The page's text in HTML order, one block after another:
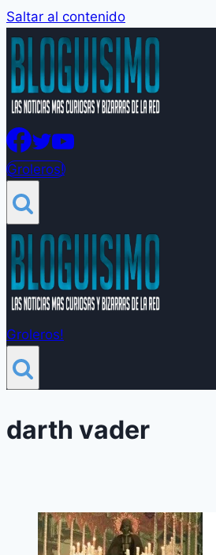
Saltar al contenido
Groleros!
Groleros!
darth vader